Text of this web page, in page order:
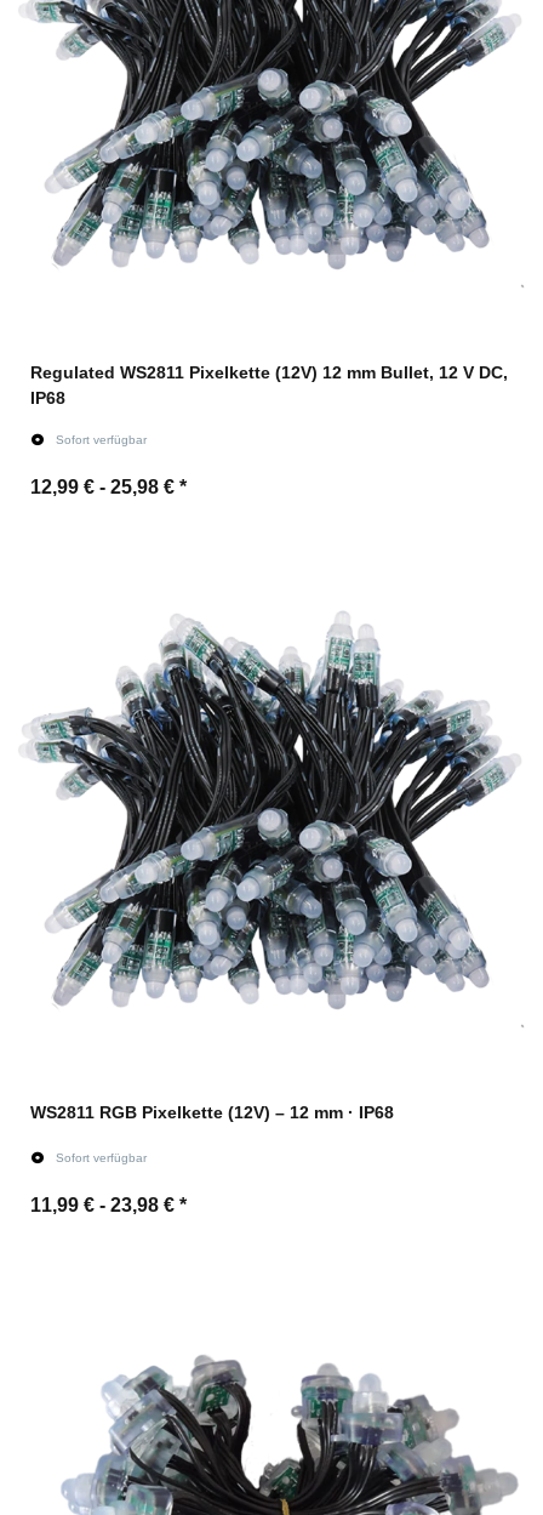
Regulated WS2811 Pixelkette (12V) 12 mm Bullet, 12 V DC,
IP68
Sofort verfügbar
12,99 € - 25,98 € *
WS2811 RGB Pixelkette (12V) – 12 mm · IP68
Sofort verfügbar
11,99 € - 23,98 € *